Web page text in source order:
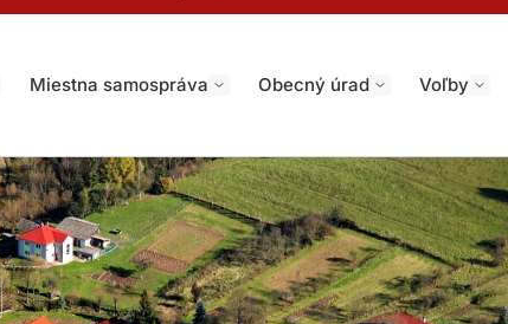
Miestna samospráva Obecný úrad Voľby